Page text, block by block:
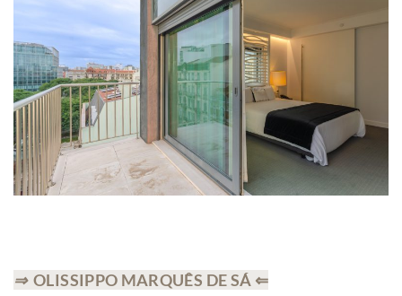
⇒OLISSIPPO MARQUÊS DE SÁ ⇐